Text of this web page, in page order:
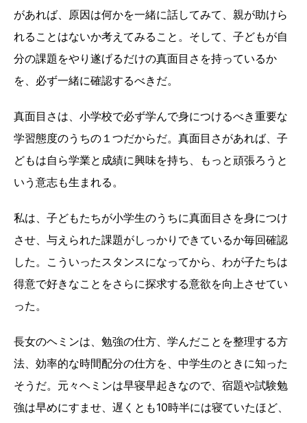
があれば、原因は何かを一緒に話してみて、親が助けら
れることはないか考えてみること。そして、子どもが自
分の課題をやり遂げるだけの真面目さを持っているか
を、必ず一緒に確認するべきだ。
真面目さは、小学校で必ず学んで身につけるべき重要な
学習態度のうちの１つだからだ。真面目さがあれば、子
どもは自ら学業と成績に興味を持ち、もっと頑張ろうと
いう意志も生まれる。
私は、子どもたちが小学生のうちに真面目さを身につけ
させ、与えられた課題がしっかりできているか毎回確認
した。こういったスタンスになってから、わが子たちは
得意で好きなことをさらに探求する意欲を向上させてい
った。
長女のヘミンは、勉強の仕方、学んだことを整理する方
法、効率的な時間配分の仕方を、中学生のときに知った
そうだ。元々ヘミンは早寝早起きなので、宿題や試験勉
強は早めにすませ、遅くとも10時半には寝ていたほど、